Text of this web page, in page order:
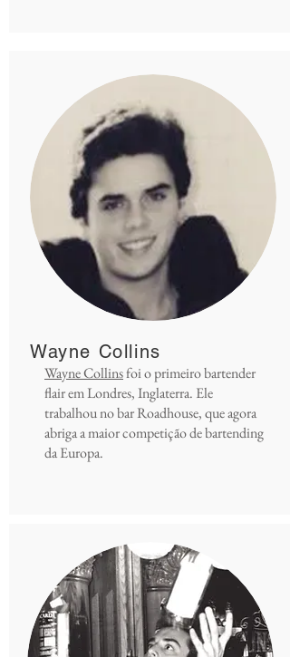
Wayne Collins
Wayne Collinsfoi o primeiro bartender
flair em Londres, Inglaterra. Ele
trabalhou no bar Roadhouse, que agora
abriga a maior competição de bartending
da Europa.